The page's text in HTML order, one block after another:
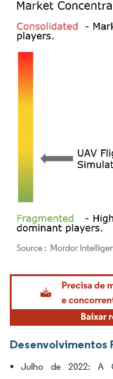
Imagem © Mordor
Desenvolvimentos
Julho de 2022: A